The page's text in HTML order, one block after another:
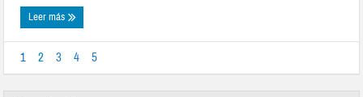
Leer más
1 2 3 4 5